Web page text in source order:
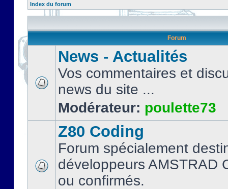
Index du forum
Forum
News - Actualités
Vos commentaires et
news du site ...
Modérateur: poulette73
Z80 Coding
Forum spécialement
développeurs AMSTRAD
ou confirmés.